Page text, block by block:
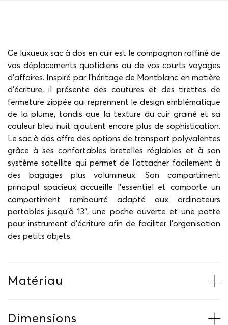
Ce luxueux sac à dos en cuir est le compagnon raffiné de
vos déplacements quotidiens ou de vos courts voyages
d'affaires. Inspiré par l'héritage de Montblanc en matière
d'écriture, il présente des coutures et des tirettes de
fermeture zippée qui reprennent le design emblématique
de la plume, tandis que la texture du cuir grainé et sa
couleur bleu nuit ajoutent encore plus de sophistication.
Le sac à dos offre des options de transport polyvalentes
grâce à ses confortables bretelles réglables et à son
système satellite qui permet de l'attacher facilement à
des bagages plus volumineux. Son compartiment
principal spacieux accueille l'essentiel et comporte un
compartiment rembourré adapté aux ordinateurs
portables jusqu'à 13", une poche ouverte et une patte
pour instrument d'écriture afin de faciliter l'organisation
des petits objets.
Matériau
Dimensions